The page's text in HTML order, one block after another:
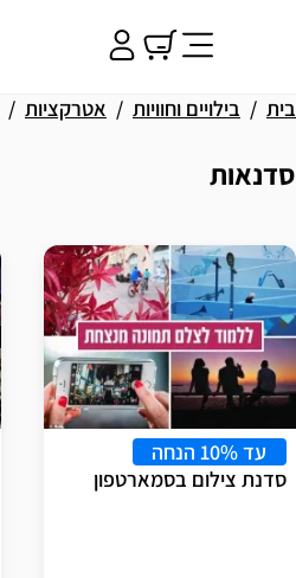
בית בילויים וחוויות אטרקציות
סדנאות
תוצאות
עד 10% הנחה
סדנת צילום בסמארטפון